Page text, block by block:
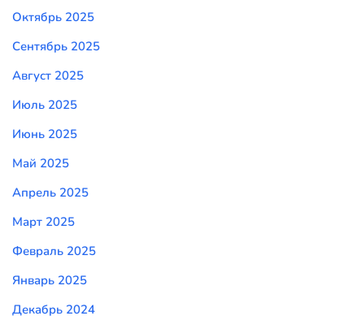
Октябрь 2025
Сентябрь 2025
Август 2025
Июль 2025
Июнь 2025
Май 2025
Апрель 2025
Март 2025
Февраль 2025
Январь 2025
Декабрь 2024